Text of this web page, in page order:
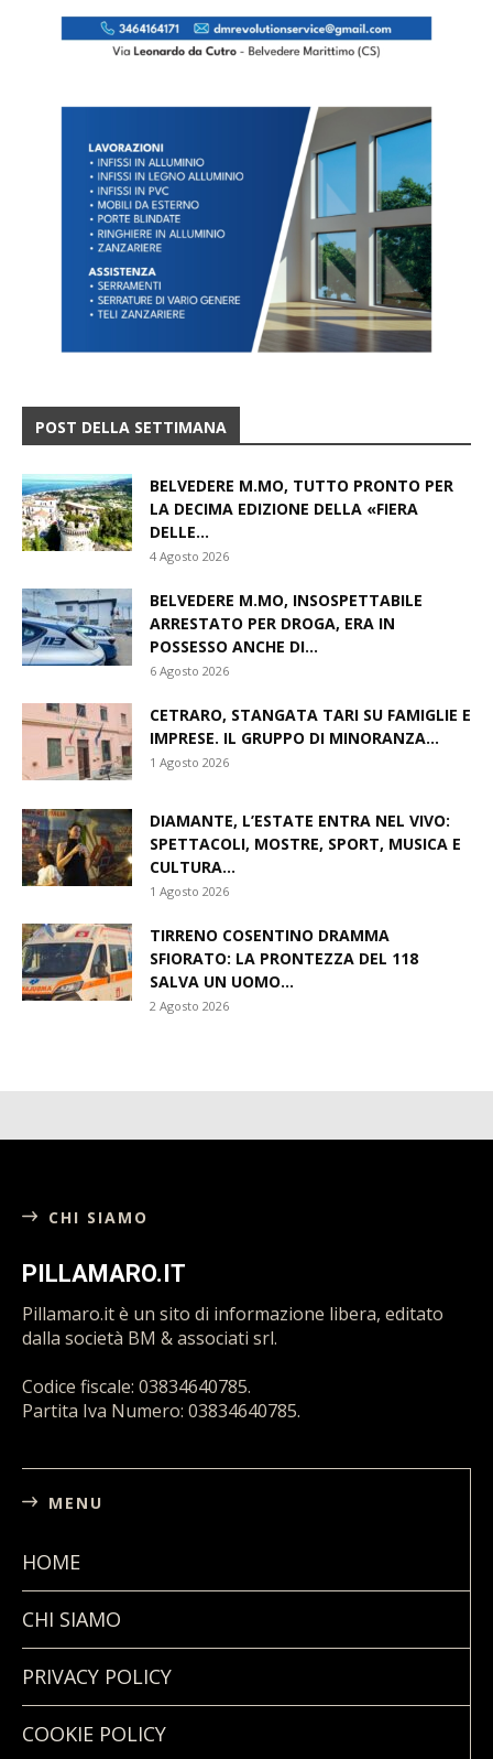
POST DELLA SETTIMANA
BELVEDERE M.MO, TUTTO PRONTO PER
LA DECIMA EDIZIONE DELLA «FIERA
DELLE...
4 Agosto 2026
BELVEDERE M.MO, INSOSPETTABILE
ARRESTATO PER DROGA, ERA IN
POSSESSO ANCHE DI...
6 Agosto 2026
CETRARO, STANGATA TARI SU FAMIGLIE E
IMPRESE. IL GRUPPO DI MINORANZA...
1 Agosto 2026
DIAMANTE, L’ESTATE ENTRA NEL VIVO:
SPETTACOLI, MOSTRE, SPORT, MUSICA E
CULTURA...
1 Agosto 2026
TIRRENO COSENTINO DRAMMA
SFIORATO: LA PRONTEZZA DEL 118
SALVA UN UOMO...
2 Agosto 2026
CHI SIAMO
PILLAMARO.IT
Pillamaro.it è un sito di informazione libera, editato
dalla società BM & associati srl.
Codice fiscale: 03834640785.
Partita Iva Numero: 03834640785.
MENU
HOME
CHI SIAMO
PRIVACY POLICY
COOKIE POLICY